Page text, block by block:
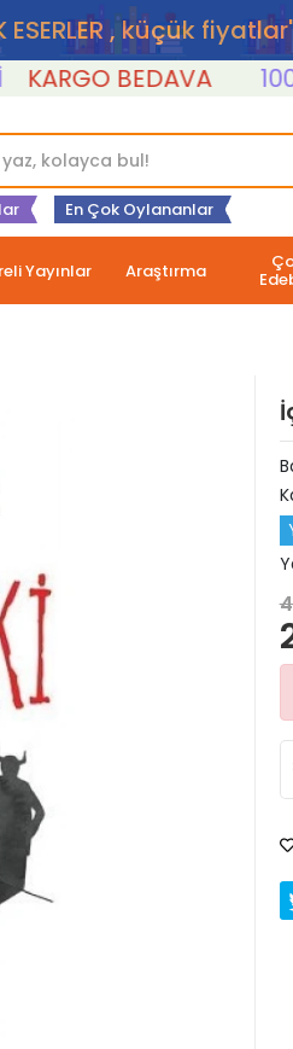
ESERLER , küçük
BEDAVA 1000
En Çok Oylananlar
Yayınlar Araştırma